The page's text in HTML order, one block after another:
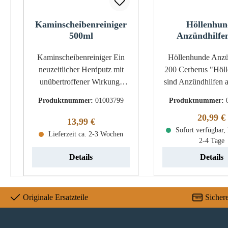
Kaminscheibenreiniger
500ml
Kaminscheibenreiniger Ein
neuzeitlicher Herdputz mit
unübertroffener Wirkung!
biologisch abbaubar Entfernt
einfach hartnäckige Schmutz
Nicht brennbar
Produktnummer:01003799
Regulärer Preis:
13,99 €
Lieferzeit ca. 2-3 Wochen
Details
Höllenhunde
200 Cerberus
sind Anzündhilfen
Anzünden Ihres
oder Kamin.
Eckdaten: Inhalt 200 Stück
Länge 50 bis
Holzarten sind
Kiefer leichtes
Produktnummer:
20,99 €
Sofort verfügbar,
2-4 Tage
Details
Originale Ersatzteile